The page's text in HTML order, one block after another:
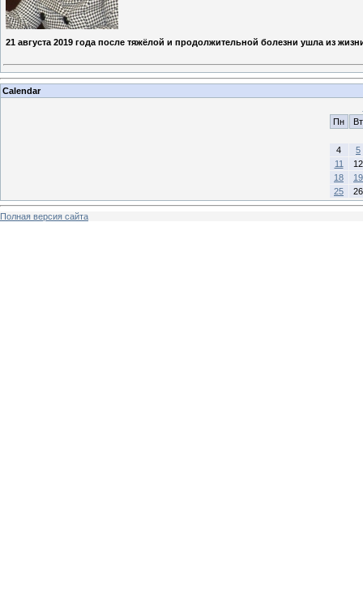
21 августа 2019 года после тяжёлой и продолжительной болезни ушла из
Calendar
Пн
Вт
4
5
11
12
18
19
25
26
Полная версия сайта